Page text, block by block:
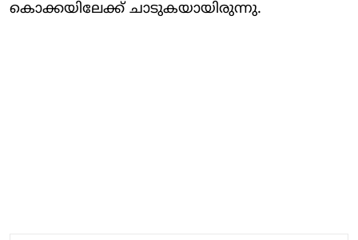
കൊക്കയിലേക്ക് ചാടുകയായിരുന്നു.